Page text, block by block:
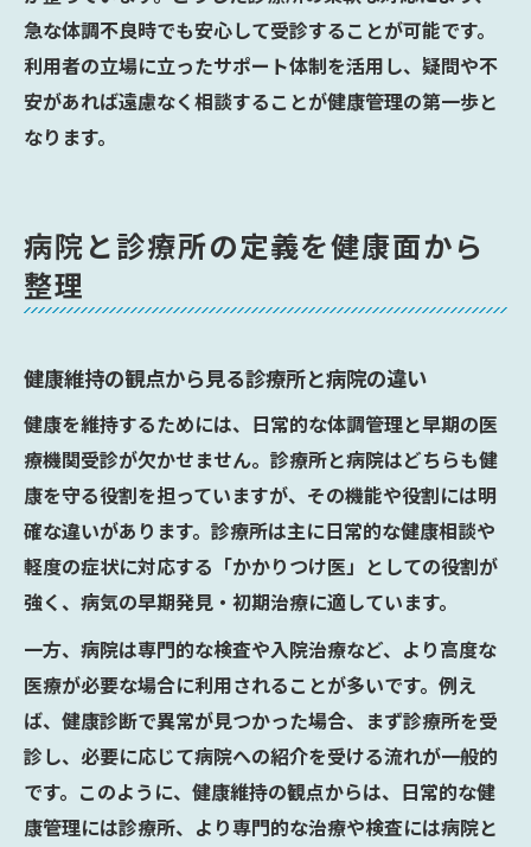
急な体調不良時でも安心して受診することが可能です。
利用者の立場に立ったサポート体制を活用し、疑問や不
安があれば遠慮なく相談することが健康管理の第一歩と
なります。
病院と診療所の定義を健康面から
整理
健康維持の観点から見る診療所と病院の違い
健康を維持するためには、日常的な体調管理と早期の医
療機関受診が欠かせません。診療所と病院はどちらも健
康を守る役割を担っていますが、その機能や役割には明
確な違いがあります。診療所は主に日常的な健康相談や
軽度の症状に対応する「かかりつけ医」としての役割が
強く、病気の早期発見・初期治療に適しています。
一方、病院は専門的な検査や入院治療など、より高度な
医療が必要な場合に利用されることが多いです。例え
ば、健康診断で異常が見つかった場合、まず診療所を受
診し、必要に応じて病院への紹介を受ける流れが一般的
です。このように、健康維持の観点からは、日常的な健
康管理には診療所、より専門的な治療や検査には病院と